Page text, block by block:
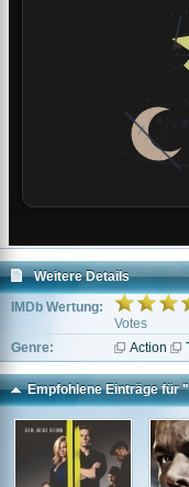
Weitere Details
IMDb Wertung:
Votes
Genre:
Action
Empfohlene Einträge für